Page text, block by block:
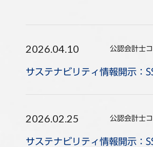
2026.04.10 公認会計士
サステナビリティ情報開示
2026.02.25 公認会計士
サステナビリティ情報開示